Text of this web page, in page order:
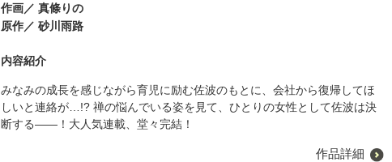
作画／ 真條りの
原作／ 砂川雨路
内容紹介
みなみの成長を感じながら育児に励む佐波のもとに、会社から復帰してほ
しいと連絡が…!? 禅の悩んでいる姿を見て、ひとりの女性として佐波は決
断する――！大人気連載、堂々完結！
作品詳細